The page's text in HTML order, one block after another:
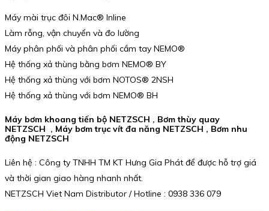
Máy mài trục đôi N.Mac® Inline
Làm rỗng, vận chuyển và đo lường
Máy phân phối và phân phối cầm tay NEMO®
Hệ thống xả thùng bằng bơm NEMO® BY
Hệ thống xả thùng với bơm NOTOS® 2NSH
Hệ thống xả thùng với bơm NEMO® BH
Máy bơm khoang tiến bộ NETZSCH , Bơm thùy quay
NETZSCH , Máy bơm trục vít đa năng NETZSCH , Bơm nhu
động NETZSCH
Liên hệ : Công ty TNHH TM KT Hưng Gia Phát để được hỗ trợ giá
và thời gian giao hàng nhanh nhất.
NETZSCH Viet Nam Distributor / Hotline : 0938 336 079